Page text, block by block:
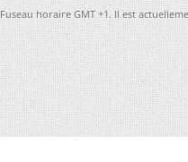
Fuseau horaire GMT +1. Il est